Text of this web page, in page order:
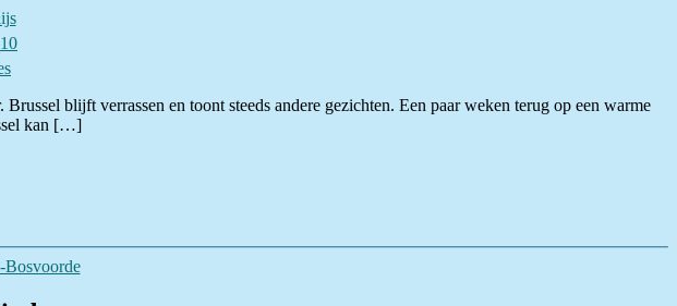
Fietsen
in
de
blijft verrassen en toont steeds andere gezichten. Een paar weken terug op een warme
kan […]
Bosvoorde